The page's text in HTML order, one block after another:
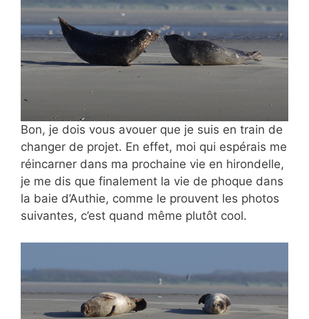
Bon, je dois vous avouer que je suis en train de
changer de projet. En effet, moi qui espérais me
réincarner dans ma prochaine vie en hirondelle,
je me dis que finalement la vie de phoque dans
la baie d’Authie, comme le prouvent les photos
suivantes, c’est quand même plutôt cool.